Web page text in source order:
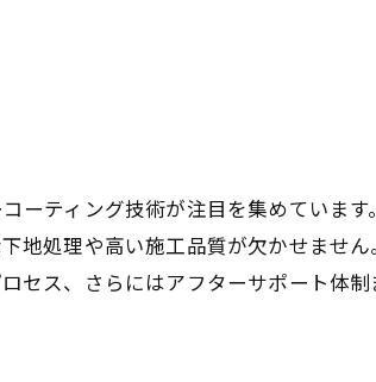
ーティング技術が注目を集めています
地処理や高い施工品質が欠かせません
セス、さらにはアフターサポート体制